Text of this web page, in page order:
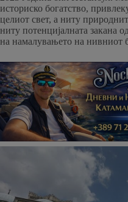
историско богатство,
целиот свет, а ниту
ниту потенцијалната закана
на намалувањето на нивниот